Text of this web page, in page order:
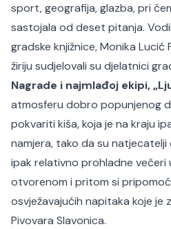
sport, geografija, glazba, pri
sastojala od deset pitanja.
gradske knjižnice, Monika Lucić
žiriju sudjelovali su djelatnici
Nagrade i najmlađoj ekipi,
atmosferu dobro popunjenog
pokvariti kiša, koja je na kraju
namjera, tako da su natjecatelji
ipak relativno prohladne večeri
otvorenom i pritom si
osvježavajućih napitaka koje je
Pivovara Slavonica.